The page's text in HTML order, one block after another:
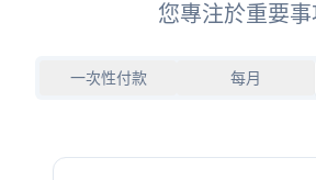
您專注於重要
一次性付款 每月